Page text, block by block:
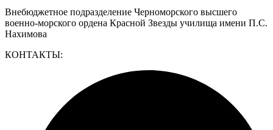
Внебюджетное подразделение Черноморского высшего
военно-морского ордена Красной Звезды училища имени П.С.
Нахимова
КОНТАКТЫ: